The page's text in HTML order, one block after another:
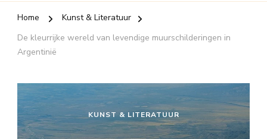
Home
Kunst & Literatuur
De kleurrijke wereld van levendige muurschilderingen in
Argentinië
KUNST & LITERATUUR